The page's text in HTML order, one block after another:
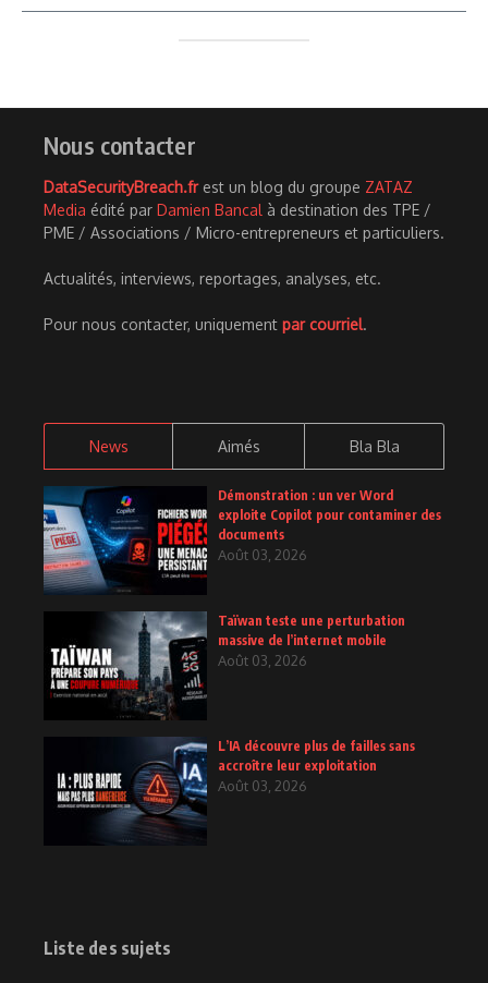
Nous contacter
DataSecurityBreach.frest un blog du groupe ZATAZ
Media édité par Damien Bancal à destination des TPE /
PME / Associations / Micro-entrepreneurs et particuliers.
Actualités, interviews, reportages, analyses, etc.
Pour nous contacter, uniquement par courriel.
News Aimés Bla Bla
Démonstration : un ver Word
exploite Copilot pour contaminer des
documents
Août 03, 2026
Taïwan teste une perturbation
massive de l’internet mobile
Août 03, 2026
L’IA découvre plus de failles sans
accroître leur exploitation
Août 03, 2026
Liste des sujets